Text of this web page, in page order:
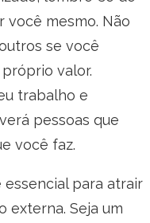
você mesmo. Não
se você
valor.
trabalho e
pessoas que
você faz.
para atrair
externa. Seja um